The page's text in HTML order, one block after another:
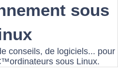
sous
conseils, de logiciels... pour
sous Linux.